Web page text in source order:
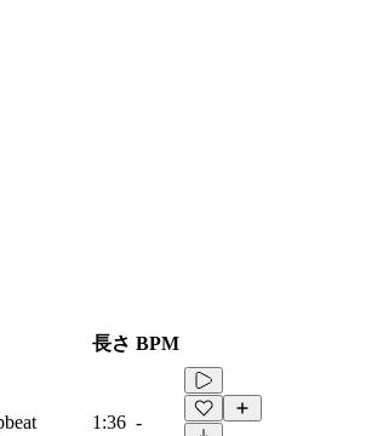
長さ BPM
1:36 -